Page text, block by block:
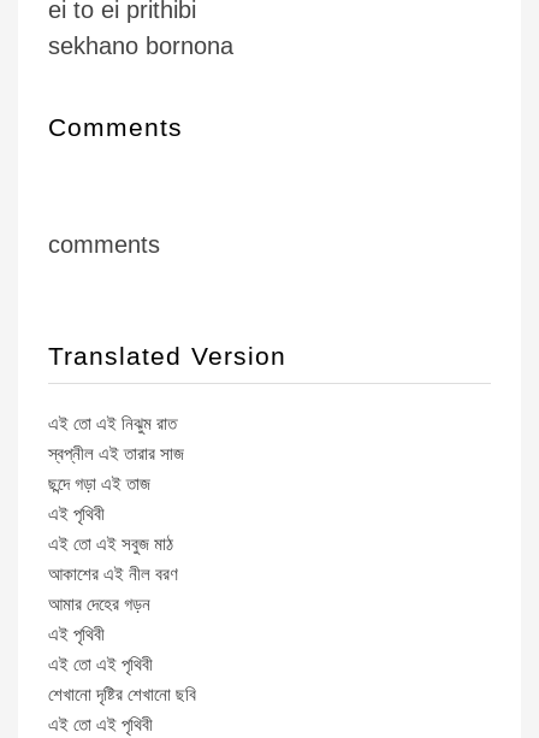
ei to ei prithibi
sekhano bornona
Comments
comments
Translated Version
এই তো এই নিঝুম রাত
স্বপ্নীল এই তারার সাজ
ছন্দে গড়া এই তাজ
এই পৃথিবী
এই তো এই সবুজ মাঠ
আকাশের এই নীল বরণ
আমার দেহের গড়ন
এই পৃথিবী
এই তো এই পৃথিবী
শেখানো দৃষ্টির শেখানো ছবি
এই তো এই পৃথিবী